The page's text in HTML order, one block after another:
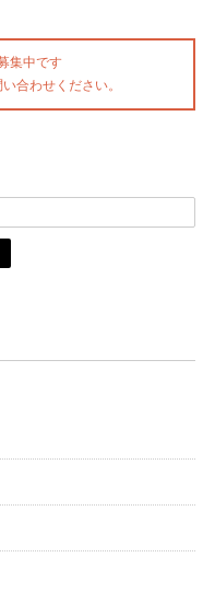
集中です
合わせください。